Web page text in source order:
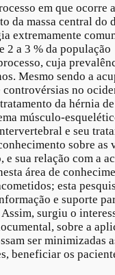
em que
da massa central
extremamente
2 a 3 % da população
cuja
Mesmo sendo a
controvérsias no
da hérnia
músculo-
e seu
sobre as
e sua relação com a
área de
esta
e suporte
surgiu o
sobre a
ser minimizadas
beneficiar os